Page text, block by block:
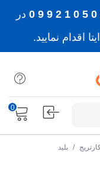
در
اقدام نمایید.
0
/ بلید